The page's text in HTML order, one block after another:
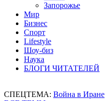
Запорожье
Мир
Бизнес
Спорт
Lifestyle
Шоу-биз
Наука
БЛОГИ ЧИТАТЕЛЕЙ
СПЕЦТЕМА: Война в Иране